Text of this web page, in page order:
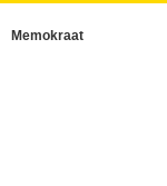
Memokraat